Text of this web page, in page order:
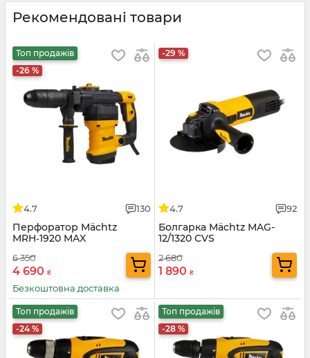
Рекомендовані товари
Топ продажів
-26 %
4.7 130
Перфоратор Mächtz
MRH‑1920 MAX
6 350
4 690 ₴
Безкоштовна доставка
-29 %
4.7 92
Болгарка Mächtz MAG-
12/1320 CVS
2 680
1 890 ₴
Топ продажів
-24 %
Топ продажів
-28 %